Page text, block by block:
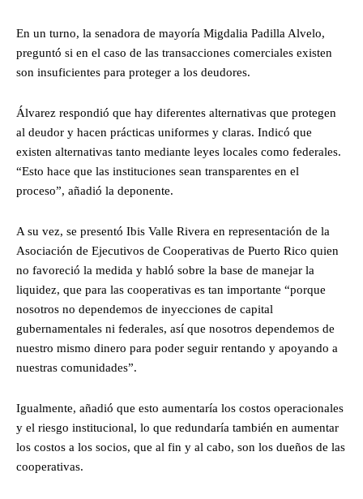
En un turno, la senadora de mayoría Migdalia Padilla Alvelo,
preguntó si en el caso de las transacciones comerciales existen
son insuficientes para proteger a los deudores.
Álvarez respondió que hay diferentes alternativas que protegen
al deudor y hacen prácticas uniformes y claras. Indicó que
existen alternativas tanto mediante leyes locales como federales.
“Esto hace que las instituciones sean transparentes en el
proceso”, añadió la deponente.
A su vez, se presentó Ibis Valle Rivera en representación de la
Asociación de Ejecutivos de Cooperativas de Puerto Rico quien
no favoreció la medida y habló sobre la base de manejar la
liquidez, que para las cooperativas es tan importante “porque
nosotros no dependemos de inyecciones de capital
gubernamentales ni federales, así que nosotros dependemos de
nuestro mismo dinero para poder seguir rentando y apoyando a
nuestras comunidades”.
Igualmente, añadió que esto aumentaría los costos operacionales
y el riesgo institucional, lo que redundaría también en aumentar
los costos a los socios, que al fin y al cabo, son los dueños de las
cooperativas.